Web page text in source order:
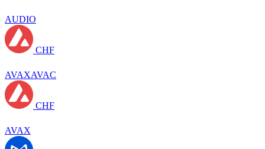
AUDIO
CHF
AVAXAVAC
CHF
AVAX